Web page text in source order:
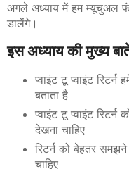
अगले अध्याय में हम म्यूचुअल
डालेंगे।
इस अध्याय की मुख्य
प्वाइंट टू प्वाइंट रिटर्न
बताता है
प्वाइंट टू प्वाइंट
देखना चाहिए
रिटर्न को बेहतर
चाहिए